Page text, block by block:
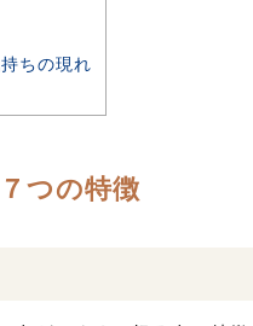
ちの現れ
つの特徴